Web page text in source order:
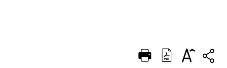
DEUTSCH